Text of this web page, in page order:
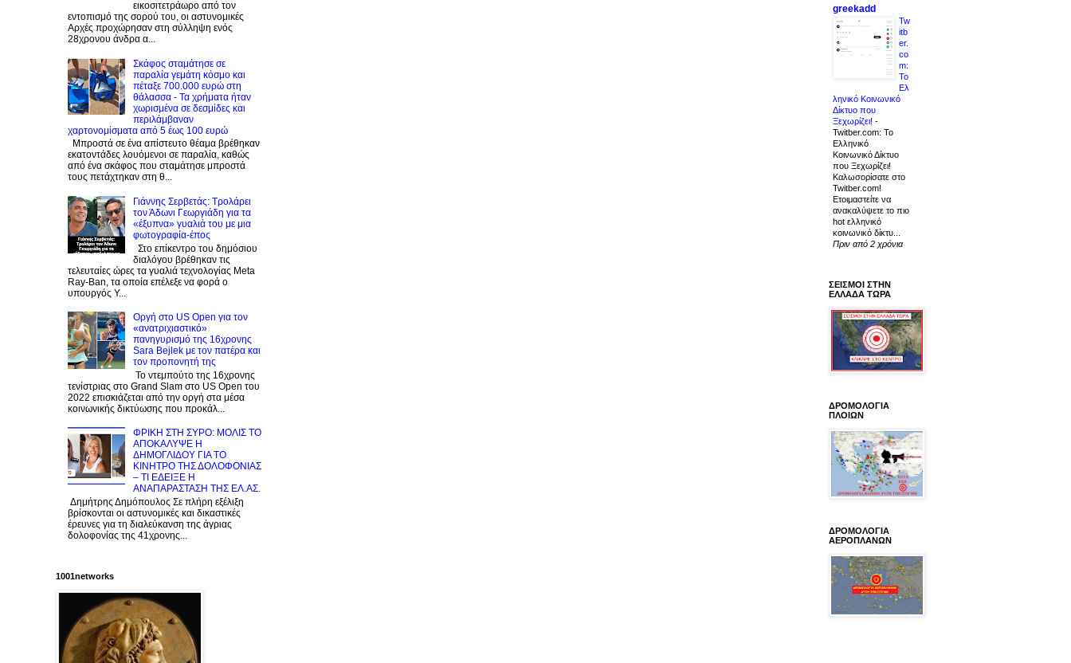
εικοσιτετράωρο από τον
εντοπισμό της σορού του, οι αστυνομικές
Αρχές προχώρησαν στη σύλληψη ενός
28χρονου άνδρα α...
Σκάφος σταμάτησε σε
παραλία γεμάτη κόσμο και
πέταξε 700.000 ευρώ στη
θάλασσα - Τα χρήματα ήταν
χωρισμένα σε δεσμίδες και
περιλάμβαναν
χαρτονομίσματα από 5 έως 100 ευρώ
Μπροστά σε ένα απίστευτο θέαμα βρέθηκαν
εκατοντάδες λουόμενοι σε παραλία, καθώς
από ένα σκάφος που σταμάτησε μπροστά
τους πετάχτηκαν στη θ...
Γιάννης Σερβετάς: Τρολάρει
τον Άδωνι Γεωργιάδη για τα
«έξυπνα» γυαλιά του με μια
φωτογραφία-έπος
Στο επίκεντρο του δημόσιου
διαλόγου βρέθηκαν τις
τελευταίες ώρες τα γυαλιά τεχνολογίας Meta
Ray-Ban, τα οποία επέλεξε να φορά ο
υπουργός Υ...
Οργή στο US Open για τον
«ανατριχιαστικό»
πανηγυρισμό της 16χρονης
Sara Bejlek με τον πατέρα και
τον προπονητή της
Το ντεμπούτο της 16χρονης
τενίστριας στο Grand Slam στο US Open του
2022 επισκιάζεται από την οργή στα μέσα
κοινωνικής δικτύωσης που προκάλ...
ΦΡΙΚΗ ΣΤΗ ΣΥΡΟ: ΜΟΛΙΣ TO
ΑΠΟΚΑΛΥΨΕ Η
ΔΗΜΟΓΛΙΔΟΥ ΓΙΑ ΤΟ
KINΗΤΡΟ ΤΗΣ ΔΟΛΟΦΟΝΙΑΣ
– ΤΙ ΕΔΕΙΞΕ Η
ΑΝΑΠΑΡΑΣΤΑΣΗ ΤΗΣ ΕΛ.ΑΣ.
Δημήτρης Δημόπουλος Σε πλήρη εξέλιξη
βρίσκονται οι αστυνομικές και δικαστικές
έρευνες για τη διαλεύκανση της άγριας
δολοφονίας της 41χρονης...
1001networks
greekadd
Tw
itb
er.
co
m:
Το
Ελ
ληνικό Κοινωνικό
Δίκτυο που
Ξεχωρίζει! -
Twitber.com: Το
Ελληνικό
Κοινωνικό Δίκτυο
που Ξεχωρίζει!
Καλωσορίσατε στο
Twitber.com!
Ετοιμαστείτε να
ανακαλύψετε το πιο
hot ελληνικό
κοινωνικό δίκτυ...
Πριν από 2 χρόνια
ΣΕΙΣΜΟΙ ΣΤΗΝ
ΕΛΛΑΔΑ ΤΩΡΑ
ΔΡΟΜΟΛΟΓΙΑ
ΠΛΟΙΩΝ
ΔΡΟΜΟΛΟΓΙΑ
ΑΕΡΟΠΛΑΝΩΝ